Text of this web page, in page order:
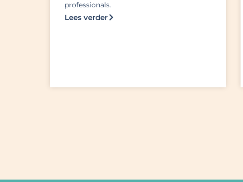
professionals.
Lees verder